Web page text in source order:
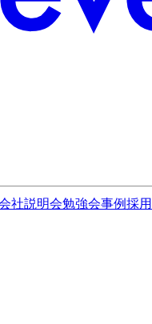
社説明会勉強会事例採用